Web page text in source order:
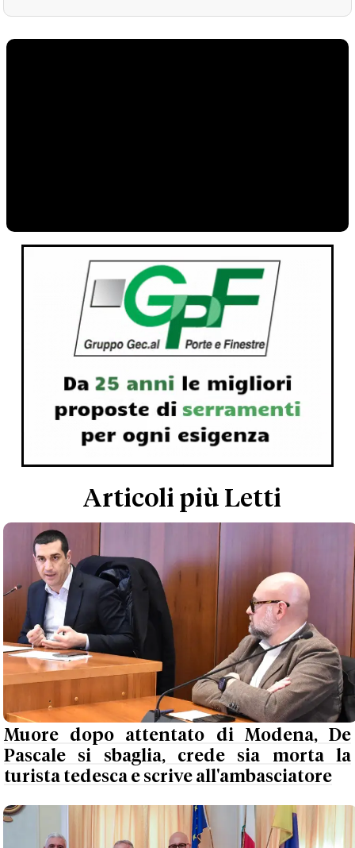
Articoli più Letti
Muore dopo attentato di Modena, De
Pascale si sbaglia, crede sia morta la
turista tedesca e scrive all'ambasciatore